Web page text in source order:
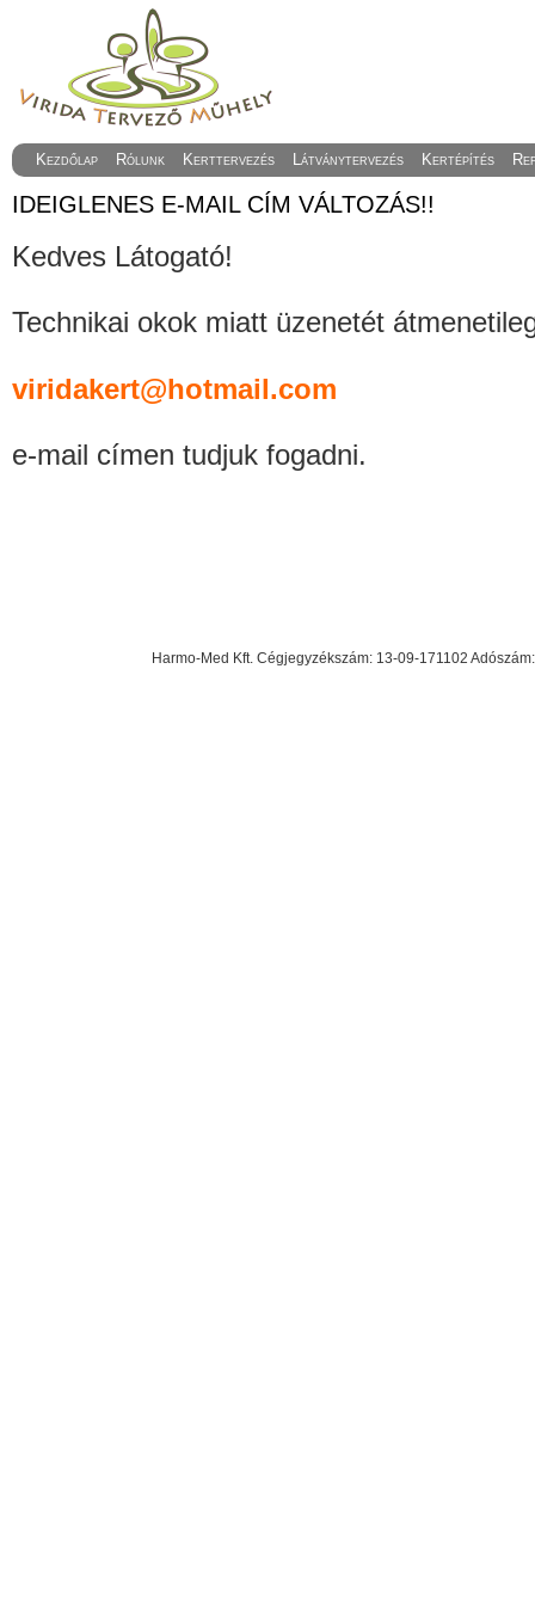
Kezdőlap Rólunk Kerttervezés Látványtervezés Kertépítés
IDEIGLENES E-MAIL CÍM VÁLTOZÁS!!
Kedves Látogató!
Technikai okok miatt üzenetét
viridakert@hotmail.com
e-mail címen tudjuk fogadni.
Harmo-Med Kft. Cégjegyzékszám: 13-09-171102